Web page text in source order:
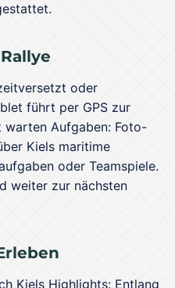
oder
führt per GPS zur
Aufgaben: Foto-
Kiels maritime
oder Teamspiele.
weiter zur nächsten
Kiels Highlights: Entlang